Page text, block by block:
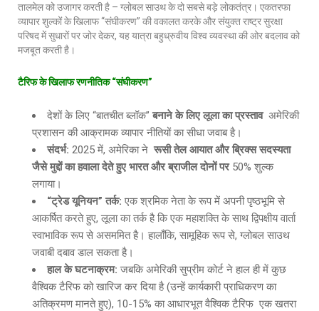
तालमेल को उजागर करती है – ग्लोबल साउथ के दो सबसे बड़े लोकतंत्र। एकतरफा
व्यापार शुल्कों के खिलाफ “संघीकरण” की वकालत करके और संयुक्त राष्ट्र सुरक्षा
परिषद में सुधारों पर जोर देकर, यह यात्रा बहुध्रुवीय विश्व व्यवस्था की ओर बदलाव को
मजबूत करती है।
टैरिफ के खिलाफ रणनीतिक“संघीकरण”
देशों के लिए “बातचीत ब्लॉक” बनाने के लिए लूला का प्रस्ताव अमेरिकी
प्रशासन की आक्रामक व्यापार नीतियों का सीधा जवाब है।
संदर्भ: 2025 में, अमेरिका ने रूसी तेल आयात और ब्रिक्स सदस्यता
जैसे मुद्दों का हवाला देते हुए भारत और ब्राजील दोनों पर50% शुल्क
लगाया।
“ट्रेड यूनियन” तर्क: एक श्रमिक नेता के रूप में अपनी पृष्ठभूमि से
आकर्षित करते हुए, लूला का तर्क है कि एक महाशक्ति के साथ द्विपक्षीय वार्ता
स्वाभाविक रूप से असममित है। हालाँकि, सामूहिक रूप से, ग्लोबल साउथ
जवाबी दबाव डाल सकता है।
हाल के घटनाक्रम: जबकि अमेरिकी सुप्रीम कोर्ट ने हाल ही में कुछ
वैश्विक टैरिफ को खारिज कर दिया है (उन्हें कार्यकारी प्राधिकरण का
अतिक्रमण मानते हुए), 10-15% का आधारभूत वैश्विक टैरिफ एक खतरा